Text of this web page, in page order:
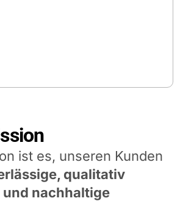
ist es, unseren Kunden
qualitativ
nachhaltige